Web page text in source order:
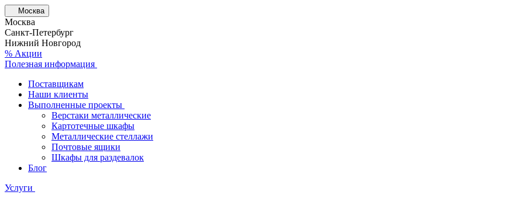
Москва
Москва
Санкт-Петербург
Нижний Новгород
% Акции
Полезная информация
Поставщикам
Наши клиенты
Выполненные проекты
Верстаки металлические
Картотечные шкафы
Металлические стеллажи
Почтовые ящики
Шкафы для раздевалок
Блог
Услуги